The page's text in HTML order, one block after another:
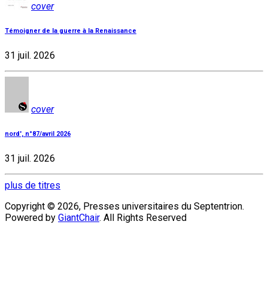
cover
Témoigner de la guerre à la Renaissance
31 juil. 2026
cover
nord', n°87/avril 2026
31 juil. 2026
plus de titres
Copyright © 2026, Presses universitaires du Septentrion.
Powered by GiantChair. All Rights Reserved